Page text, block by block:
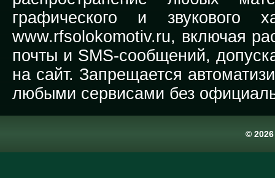
графического и звукового
www.rfsolokomotiv.ru, включая
почты и SMS-сообщений,
на сайт. Запрещается
любыми сервисами без
©